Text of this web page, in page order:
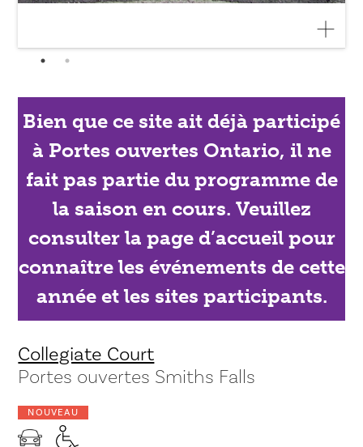
Bien que ce site ait déjà participé
à Portes ouvertes Ontario, il ne
fait pas partie du programme de
la saison en cours. Veuillez
consulter la page d’accueil pour
connaître les événements de cette
année et les sites participants.
Collegiate Court
Portes ouvertes Smiths Falls
NOUVEAU